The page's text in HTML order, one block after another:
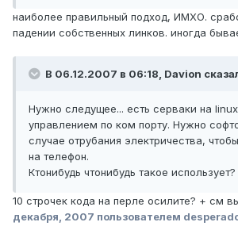
наиболее правильный подход, ИМХО.
падении собственных линков. иногда
В 06.12.2007 в 06:18, Davion
Нужно следущее... есть серваки на
управлением по ком порту. Нужно
случае отрубания электричества,
на телефон.
Ктонибудь чтонибудь такое использует?
10 строчек кода на перле осилите? + см
декабря, 2007 пользователем